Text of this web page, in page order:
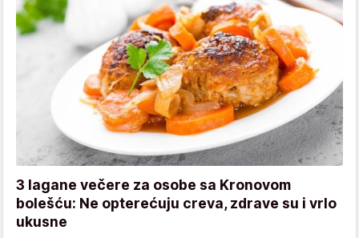
3 lagane večere za osobe sa Kronovom
bolešću: Ne opterećuju creva, zdrave su i vrlo
ukusne